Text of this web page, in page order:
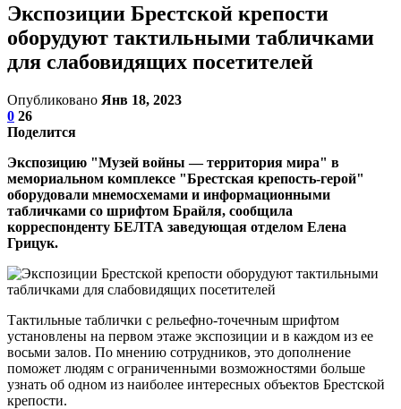
Экспозиции Брестской крепости
оборудуют тактильными табличками
для слабовидящих посетителей
Опубликовано Янв 18, 2023
0 26
Поделится
Экспозицию "Музей войны — территория мира" в
мемориальном комплексе "Брестская крепость-герой"
оборудовали мнемосхемами и информационными
табличками со шрифтом Брайля, сообщила
корреспонденту БЕЛТА заведующая отделом Елена
Грицук.
Тактильные таблички с рельефно-точечным шрифтом
установлены на первом этаже экспозиции и в каждом из ее
восьми залов. По мнению сотрудников, это дополнение
поможет людям с ограниченными возможностями больше
узнать об одном из наиболее интересных объектов Брестской
крепости.